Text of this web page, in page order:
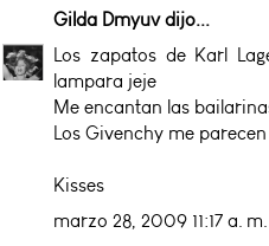
Gilda Dmyuvdijo...
Los zapatos de Karl
lampara jeje
Me encantan las
Los Givenchy me
Kisses
marzo 28, 2009 11:17 a. m.